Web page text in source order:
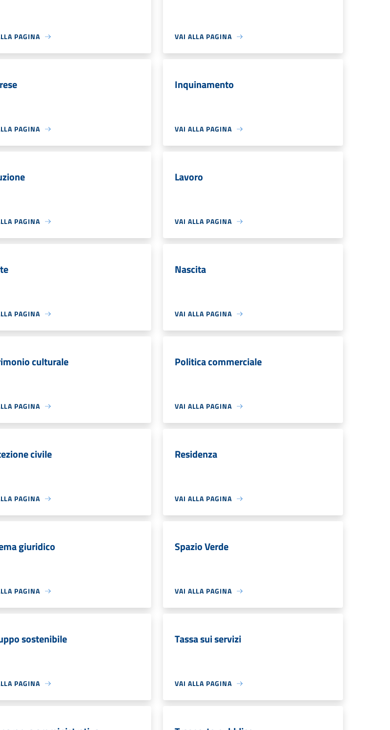
PAGINA VAI ALLA PAGINA
PAGINA
Inquinamento
VAI ALLA PAGINA
PAGINA
Lavoro
VAI ALLA PAGINA
PAGINA
Nascita
VAI ALLA PAGINA
culturale
PAGINA
Politica commerciale
VAI ALLA PAGINA
civile
PAGINA
Residenza
VAI ALLA PAGINA
giuridico
PAGINA
Spazio Verde
VAI ALLA PAGINA
sostenibile
PAGINA
Tassa sui servizi
VAI ALLA PAGINA